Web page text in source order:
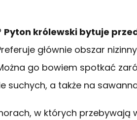
Pyton królewski bytuje
głównie obszar
go bowiem spotkać
suchych, a także na
w których przebywają